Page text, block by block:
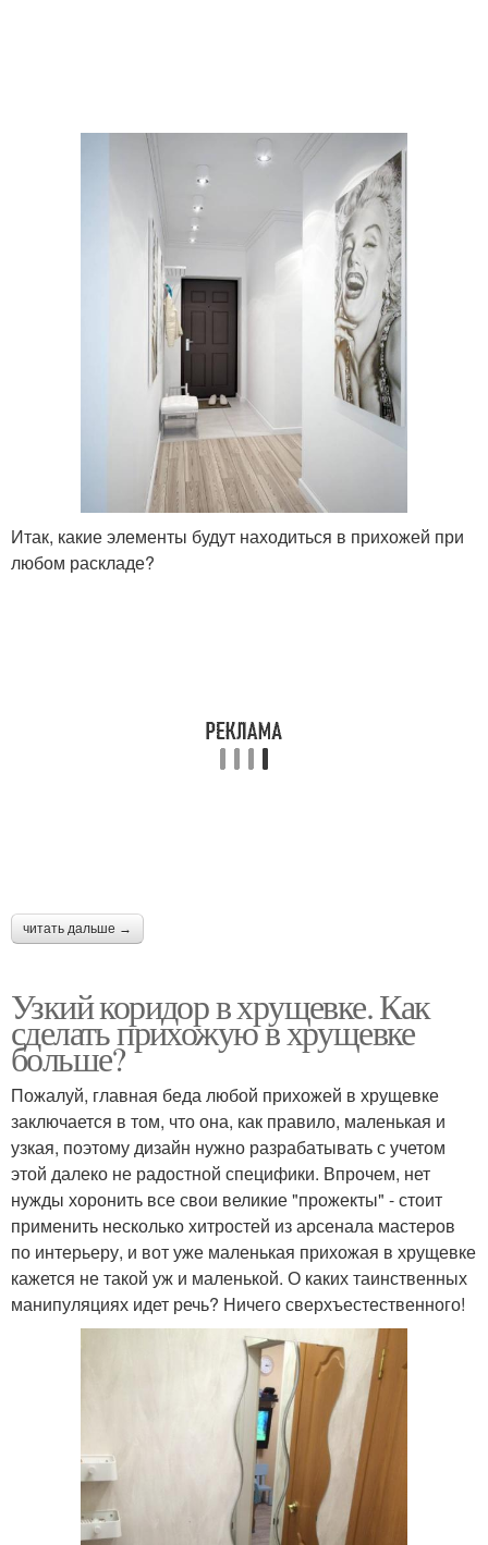
Итак, какие элементы будут находиться в прихожей при
любом раскладе?
читать дальше →
Узкий коридор в хрущевке. Как
сделать прихожую в хрущевке
больше?
Пожалуй, главная беда любой прихожей в хрущевке
заключается в том, что она, как правило, маленькая и
узкая, поэтому дизайн нужно разрабатывать с учетом
этой далеко не радостной специфики. Впрочем, нет
нужды хоронить все свои великие "прожекты" - стоит
применить несколько хитростей из арсенала мастеров
по интерьеру, и вот уже маленькая прихожая в хрущевке
кажется не такой уж и маленькой. О каких таинственных
манипуляциях идет речь? Ничего сверхъестественного!